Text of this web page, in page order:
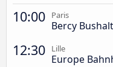
10:00 Paris
Bercy
12:30 Lille
Europe